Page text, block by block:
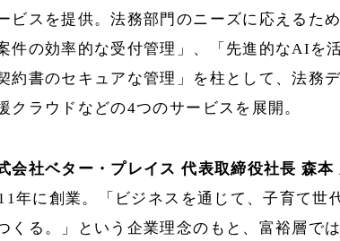
ビスを提供。法務部門のニーズに応えるた
件の効率的な受付管理」、「先進的なAIを
契約書のセキュアな管理」を柱として、法務
クラウドなどの4つのサービスを展開。
会社ベター・プレイス 代表取締役社長 森本
年に創業。「ビジネスを通じて、子育て世
くる。」という企業理念のもと、富裕層で